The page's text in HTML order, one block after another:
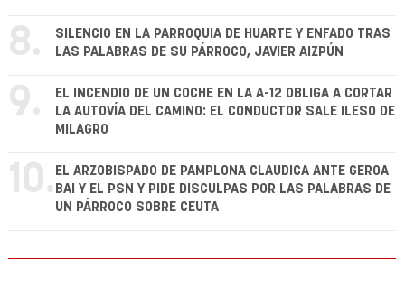
8.
SILENCIO EN LA PARROQUIA DE HUARTE Y ENFADO TRAS
LAS PALABRAS DE SU PÁRROCO, JAVIER AIZPÚN
9.
EL INCENDIO DE UN COCHE EN LA A-12 OBLIGA A CORTAR
LA AUTOVÍA DEL CAMINO: EL CONDUCTOR SALE ILESO DE
MILAGRO
10. EL ARZOBISPADO DE PAMPLONA CLAUDICA ANTE GEROA
BAI Y EL PSN Y PIDE DISCULPAS POR LAS PALABRAS DE
UN PÁRROCO SOBRE CEUTA